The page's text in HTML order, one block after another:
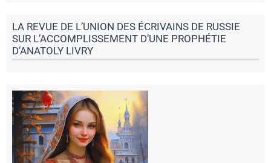
LA REVUE DE L’UNION DES ÉCRIVAINS DE RUSSIE
SUR L’ACCOMPLISSEMENT D’UNE PROPHÉTIE
D’ANATOLY LIVRY